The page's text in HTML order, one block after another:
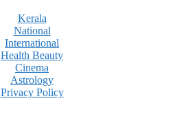
Kerala
National
International
Health Beauty
Cinema
Astrology
Privacy Policy